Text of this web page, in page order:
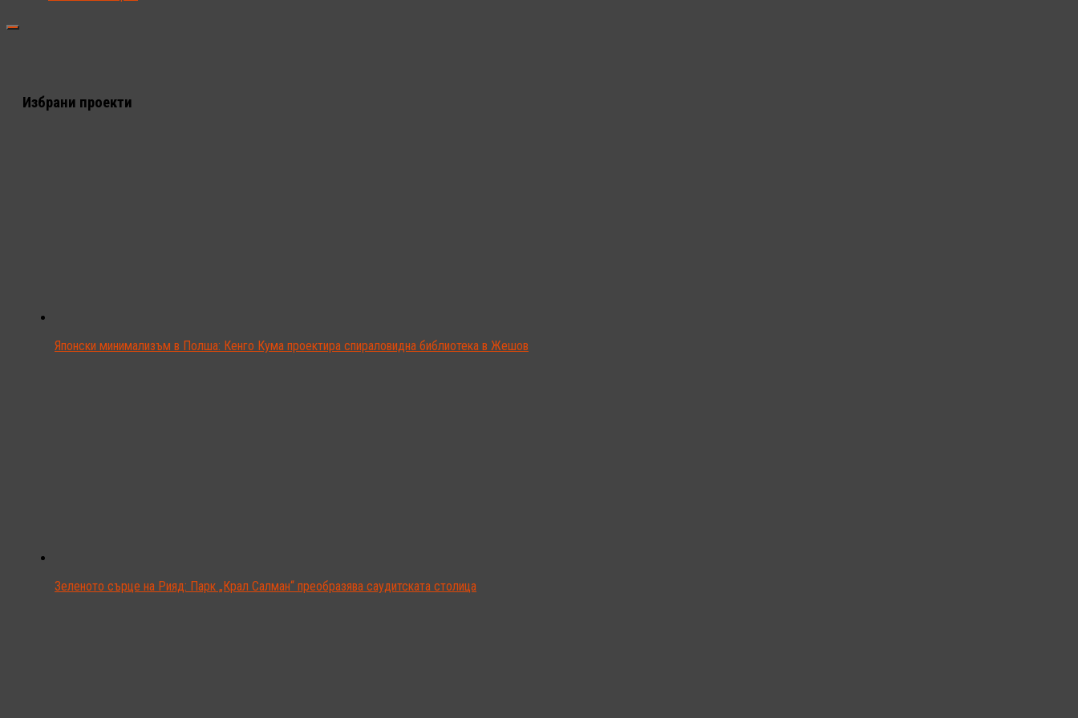
Избрани проекти
Японски минимализъм в Полша: Кенго Кума проектира спираловидна библиотека в Жешов
Зеленото сърце на Рияд: Парк „Крал Салман“ преобразява саудитската столица